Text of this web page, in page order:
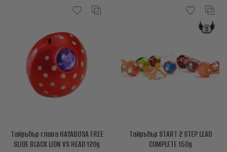
Тайръбър глава HAYABUSA FREE
SLIDE BLACK LION VS HEAD 120g
Тайръбър START 2 STEP LEAD
COMPLETE 150g